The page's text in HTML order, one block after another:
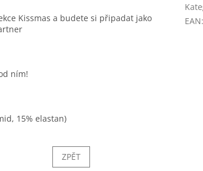
Kissmas a budete si připadat jako
ním!
15% elastan)
EAN:
ZPĚT